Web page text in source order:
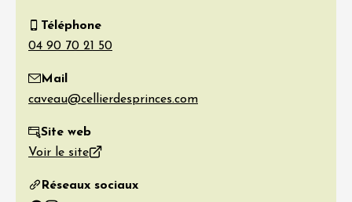
Téléphone
Mail
Site web
Voir le site
Réseaux sociaux